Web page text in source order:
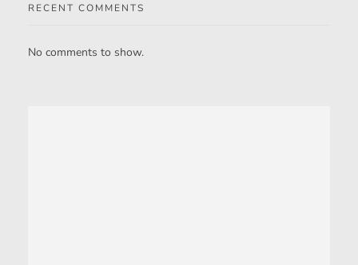
RECENT COMMENTS
No comments to show.